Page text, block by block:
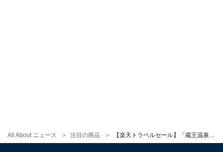
All About ニュース 注目の商品